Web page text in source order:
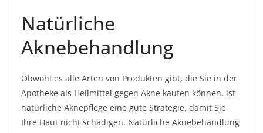
Natürliche
Aknebehandlung
Obwohl es alle Arten von Produkten gibt, die Sie in der
Apotheke als Heilmittel gegen Akne kaufen können, ist
natürliche Aknepflege eine gute Strategie, damit Sie
Ihre Haut nicht schädigen. Natürliche Aknebehandlung